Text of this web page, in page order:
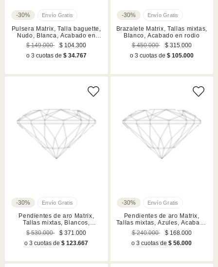
-30%
Pulsera Matrix, Talla baguette,
Nudo, Blanca, Acabado en
rodio
$ 149.000
$ 104.300
o 3 cuotas de $ 34.767
-30%
Brazalete Matrix, Tallas mixtas,
Blanco, Acabado en rodio
$ 450.000
$ 315.000
o 3 cuotas de $ 105.000
-30%
Pendientes de aro Matrix,
Tallas mixtas, Blancos,
Acabado en rodio
$ 530.000
$ 371.000
o 3 cuotas de$ 123.667
-30%
Pendientes de aro Matrix,
Tallas mixtas, Azules, Acabado
en rodio
$ 240.000
$ 168.000
o 3 cuotas de$ 56.000